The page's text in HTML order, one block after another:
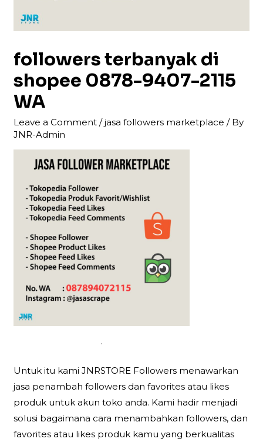
followers terbanyak di
shopee 0878-9407-2115
WA
Leave a Comment /jasa followers marketplace / By
JNR-Admin
.
Untuk itu kami JNRSTORE Followers menawarkan
jasa penambah followers dan favorites atau likes
produk untuk akun toko anda. Kami hadir menjadi
solusi bagaimana cara menambahkan followers, dan
favorites atau likes produk kamu yang berkualitas